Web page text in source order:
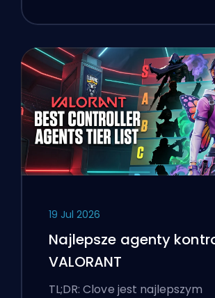
19 Jul 2026
Najlepsze agenty
VALORANT
TL;DR: Clove jest najlepszym